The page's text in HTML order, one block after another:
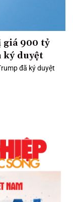
giá 900 tỷ
ký duyệt
đã ký duyệt